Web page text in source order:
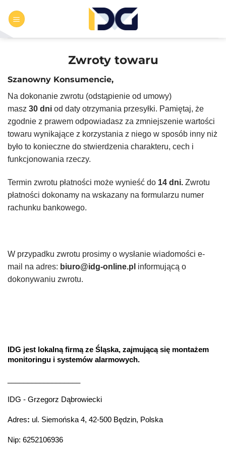
zawartości
Zwroty towaru
Szanowny Konsumencie,
Na dokonanie zwrotu (odstąpienie od umowy)
masz 30 dni od daty otrzymania przesyłki. Pamiętaj, że
zgodnie z prawem odpowiadasz za zmniejszenie wartości
towaru wynikające z korzystania z niego w sposób inny niż
było to konieczne do stwierdzenia charakteru, cech i
funkcjonowania rzeczy.
Termin zwrotu płatności może wynieść do 14 dni. Zwrotu
płatności dokonamy na wskazany na formularzu numer
rachunku bankowego.
W przypadku zwrotu prosimy o wysłanie wiadomości e-
mail na adres: biuro@idg-online.pl informującą o
dokonywaniu zwrotu.
IDG jest lokalną firmą ze Śląska, zajmującą się montażem
monitoringu i systemów alarmowych.
IDG - Grzegorz Dąbrowiecki
Adres: ul. Siemońska 4, 42-500 Będzin, Polska
Nip: 6252106936